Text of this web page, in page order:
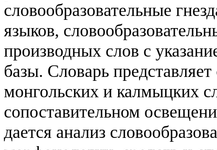
словообразовательные
языков,
производных слов с
базы. Словарь
монгольских и калмыцких
сопоставительном
дается анализ